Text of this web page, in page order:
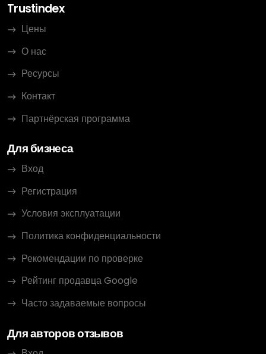
Trustindex
Цены
О нас
Ресурсы
Контакт
Партнёрская программа
Для бизнеса
Вход
Регистрация
Условия эксплуатации
Политика конфиденциальности
Рекомендации по проверке
Рейтинг продавца Google
Часто задаваемые вопросы
Для авторов отзывов